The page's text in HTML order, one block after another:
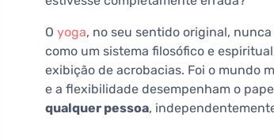
O yoga, no seu sentido original,
como um sistema filosófico e
exibição de acrobacias. Foi o mundo
e a flexibilidade desempenham o
qualquer pessoa,